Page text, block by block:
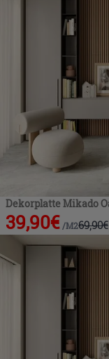
Dekorplatte Mikado
39,90€ /M269,90€